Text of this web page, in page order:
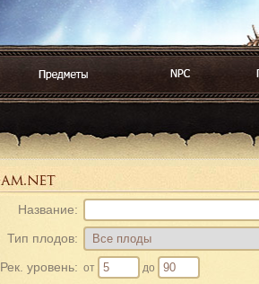
Название:
Тип плодов:
Рек. уровень: от до